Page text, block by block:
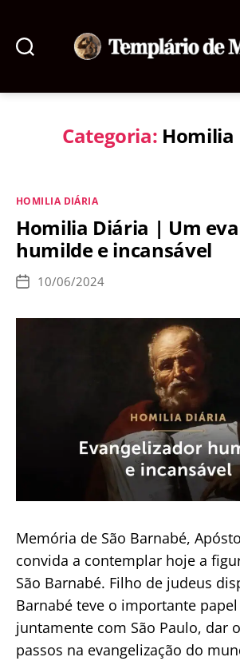
de
Categoria: Homilia
Categorias
HOMILIA DIÁRIA
Homilia Diária | Um
humilde e incansável
Data
publicação
10/06/2024
Memória de São Barnabé,
convida a contemplar hoje a
São Barnabé. Filho de judeus
Barnabé teve o importante papel
juntamente com São Paulo, dar
passos na evangelização do